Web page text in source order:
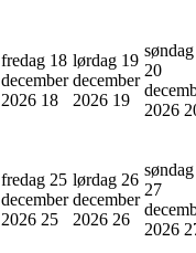
fredag 18
december
2026 18
lørdag 19
december
2026 19
søndag
20
2026
fredag 25
december
2026 25
lørdag 26
december
2026 26
søndag
27
2026